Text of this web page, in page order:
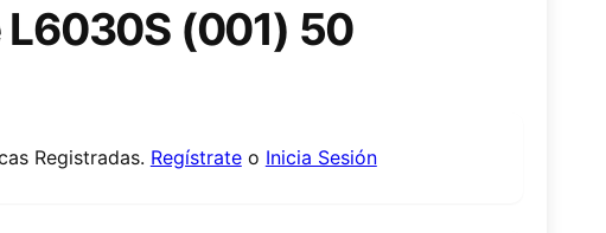
L6030S (001) 50
Registradas. Regístrateo Inicia Sesión